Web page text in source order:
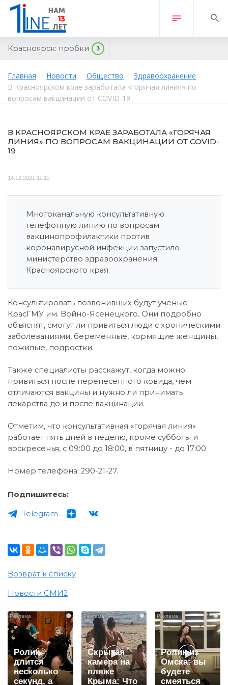
Красноярск: пробки 3
Главная Новости Общество
Здравоохранение
В Красноярском крае заработала «горячая линия» по
вопросам вакцинации от COVID-19
В КРАСНОЯРСКОМ КРАЕ ЗАРАБОТАЛА «ГОРЯЧАЯ
ЛИНИЯ» ПО ВОПРОСАМ ВАКЦИНАЦИИ ОТ COVID-
19
14.12.2021 11:11
Многоканальную консультативную
телефонную линию по вопросам
вакцинопрофилактики против
коронавирусной инфекции запустило
министерство здравоохранения
Красноярского края.
Консультировать позвонивших будут ученые
КрасГМУ им. Войно-Ясенецкого. Они подробно
объяснят, смогут ли привиться люди с хроническими
заболеваниями, беременные, кормящие женщины,
пожилые, подростки.
Также специалисты расскажут, когда можно
привиться после перенесенного ковида, чем
отличаются вакцины и нужно ли принимать
лекарства до и после вакцинации.
Отметим, что консультативная «горячая линия»
работает пять дней в неделю, кроме субботы и
воскресенья, с 09:00 до 18:00, в пятницу - до 17:00.
Номер телефона: 290-21-27.
Подпишитесь:
Telegram
Возврат к списку
Новости СМИ2
i
Ролик
длится
несколько
секунд, а
i
Скрытая
камера на
пляже
Крыма: Что
i
Ролик из
Омска: вы
будете
смеяться